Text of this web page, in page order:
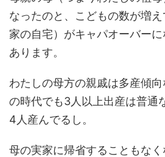
なったのと、こどもの数が増
家の自宅）がキャパオーバー
あります。
わたしの母方の親戚は多産傾
の時代でも3人以上出産は普通
4人産んでるし。
母の実家に帰省することもな